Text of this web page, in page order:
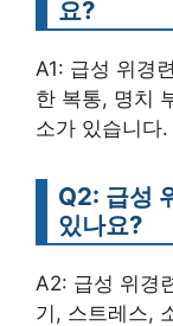
요?
A1: 급성 위경
한 복통, 명치
소가 있습니다.
Q2: 급성
있나요?
A2: 급성 위경
기, 스트레스,